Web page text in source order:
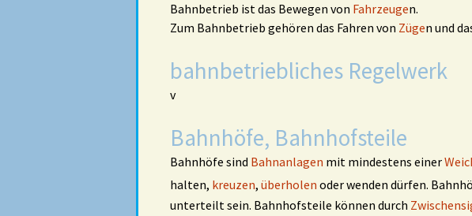
Bahnbetrieb ist das Bewegen von Fahrzeugen.
Zum Bahnbetrieb gehören das Fahren von Zügen und
bahnbetriebliches Regelwerk
v
Bahnhöfe, Bahnhofsteile
Bahnhöfe sind Bahnanlagen mit mindestens einer
halten, kreuzen, überholen oder wenden dürfen.
unterteilt sein. Bahnhofsteile können durch